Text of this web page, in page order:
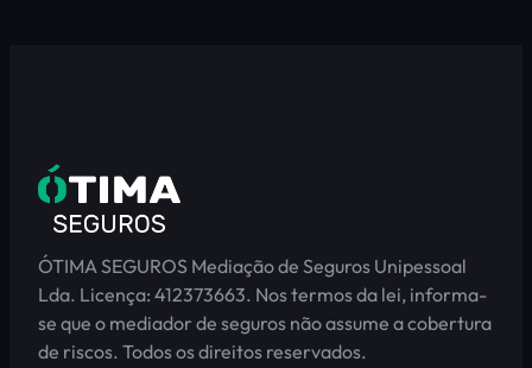
ÓTIMA SEGUROS Mediação de Seguros Unipessoal
Lda. Licença: 412373663. Nos termos da lei, informa-
se que o mediador de seguros não assume a cobertura
de riscos. Todos os direitos reservados.